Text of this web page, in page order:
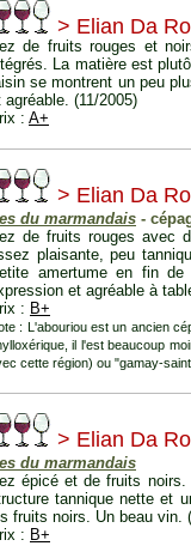
> Elian Da
de fruits rouges et
La matière est
se montrent un peu
agréable. (11/2005)
: A+
> Elian Da
du marmandais -
de fruits rouges avec
plaisante, peu
amertume en fin
et agréable à
: B+
: L'abouriou est un ancien
il l'est beaucoup
cette région) ou "gamay-
> Elian Da
du marmandais
épicé et de fruits
tannique nette et
fruits noirs. Un beau vin.
: B+